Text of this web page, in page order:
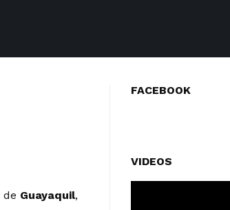
de Guayaquil,
FACEBOOK
VIDEOS